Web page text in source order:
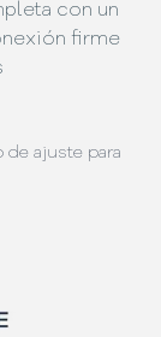
con un
firme
de ajuste para